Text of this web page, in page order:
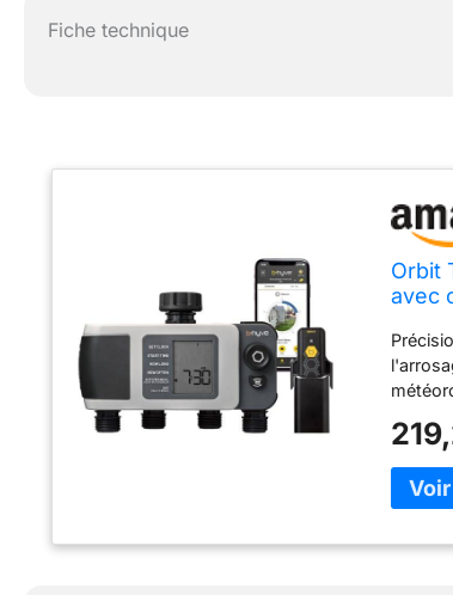
Fiche technique
Orbit
avec
peut